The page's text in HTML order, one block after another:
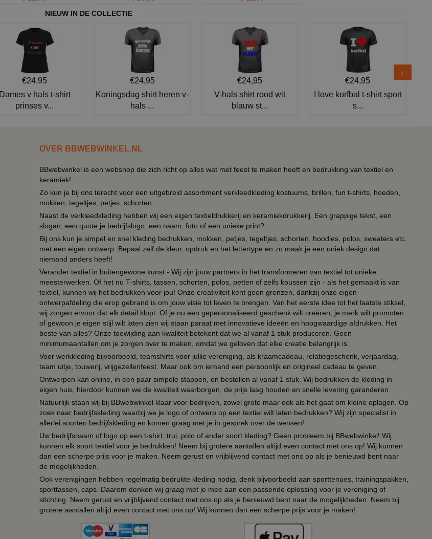
NIEUW IN DE COLLECTIE
€24,95
Dames v hals t-shirt
prinses v...
€24,95
Koningsdag shirt heren v-
hals ...
€24,95
V-hals shirt rood wit
blauw st...
€24,95
I love korfbal t-shirt sport
s...
OVER BBWEBWINKEL.NL
BBwebwinkel is een webshop die zich richt op alles wat met feest te maken heeft en bedrukking van textiel en
keramiek!
Zo kun je bij ons terecht voor een uitgebreid assortiment verkleedkleding kostuums, brillen, fun t-shirts, hoeden,
mokken, tegeltjes, petjes, schorten.
Naast de verkleedkleding hebben wij een eigen textieldrukkerij en keramiekdrukkerij. Een grappige tekst, een
slogan, een quote je bedrijfslogo, een naam, foto of een unieke print?
Bij ons kun je simpel en snel kleding bedrukken, mokken, petjes, tegeltjes, schorten, hoodies, polos, sweaters etc.
met een eigen ontwerp. Bepaal zelf de kleur, opdruk en het lettertype en zo maak je een uniek design dat
niemand anders heeft!
Verander textiel in buitengewone kunst - Wij zijn jouw partners in het transformeren van textiel tot unieke
meesterwerken. Of het nu T-shirts, tassen, schorten, polos, petten of zelfs koussen zijn - als het gemaakt is van
textiel, kunnen wij het bedrukken voor jou! Onze creativiteit kent geen grenzen, dankzij onze eigen
ontwerpafdeling die erop gebrand is om jouw visie tot leven te brengen. Van het eerste idee tot het laatste stiksel,
wij zorgen ervoor dat elk detail klopt. Of je nu een gepersonaliseerd geschenk wilt creëren, je merk wilt promoten
of gewoon je eigen stijl wilt laten zien wij staan paraat met innovatieve ideeën en hoogwaardige afdrukken. Het
beste van alles? Onze toewijding aan kwaliteit betekent dat we al vanaf 1 stuk produceren. Geen
minimumaantallen om je zorgen over te maken, omdat we geloven dat elke creatie belangrijk is.
Voor werkkleding bijvoorbeeld, teamshirts voor jullie vereniging, als kraamcadeau, relatiegeschenk, verjaardag,
team uitje, touwerij, vrijgezellenfeest. Maar ook om iemand een persoonlijk en origineel cadeau te geven.
Ontwerpen kan online, in een paar simpele stappen, en bestellen al vanaf 1 stuk. Wij bedrukken de kleding in
eigen huis, hierdoor kunnen we de kwaliteit waarborgen, de prijs laag houden en snelle levering garanderen.
Natuurlijk staan wij bij BBwebwinkel klaar voor bedrijven, zowel grote maar ook als het gaat om kleine oplagen. Op
zoek naar bedrijfskleding waarbij we je logo of ontwerp op een textiel wilt laten bedrukken? Wij zijn specialist in
allerlei soorten bedrijfskleding en komen graag met je in gesprek over de wensen!
Uw bedrijfsnaam of logo op een t-shirt, trui, polo of ander soort kleding? Geen probleem bij BBwebwinkel! Wij
kunnen elk soort textiel voor je bedrukken! Neem bij grotere aantallen altijd even contact met ons op! Wij kunnen
dan een scherpe prijs voor je maken. Neem gerust en vrijblijvend contact met ons op als je benieuwd bent naar
de mogelijkheden.
Ook verenigingen hebben regelmatig bedrukte kleding nodig, denk bijvoorbeeld aan sporttenues, trainingspakken,
sporttassen, caps. Daarom denken wij graag met je mee aan een passende oplossing voor je vereniging of
stichting. Neem gerust en vrijblijvend contact met ons op als je benieuwd bent naar de mogelijkheden. Neem bij
grotere aantallen altijd even contact met ons op! Wij kunnen dan een scherpe prijs voor je maken!